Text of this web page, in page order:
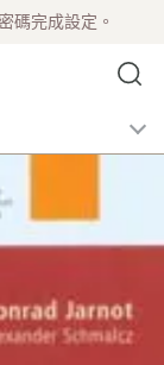
碼完成設定。